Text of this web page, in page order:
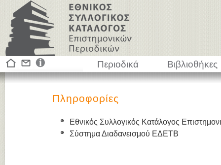
Περιοδικά Βιβλιοθήκες
Πληροφορίες
Εθνικός Συλλογικός Κατάλογος
Σύστημα Διαδανεισμού ΕΔΕΤΒ